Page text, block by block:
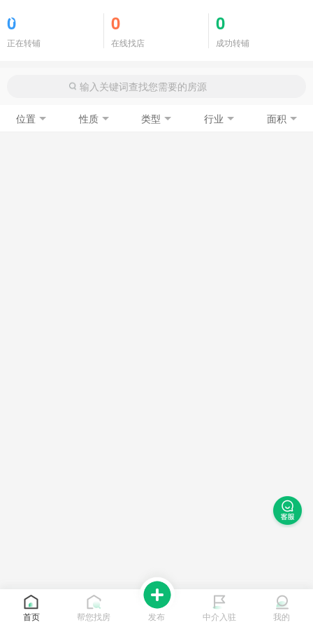
0
正在转铺
0
在线找店
0
成功转铺
位置 性质 类型 行业 面积
首页 帮您找房 发布 中介入驻 我的